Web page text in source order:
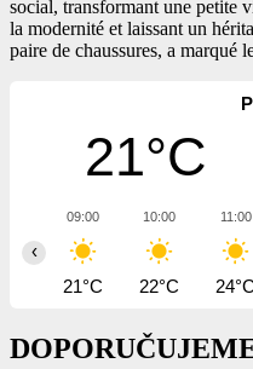
social, transformant une petite
la modernité et laissant un
paire de chaussures, a marqué
21°C
09:00
21°C
10:00
22°C
11:00
24°C
‹